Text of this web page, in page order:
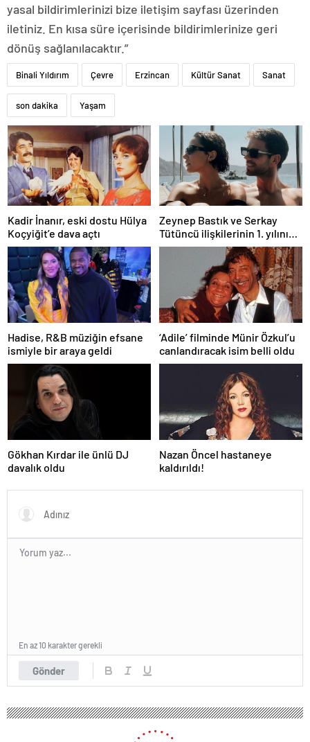
yasal bildirimlerinizi bize iletişim sayfası üzerinden
iletiniz. En kısa süre içerisinde bildirimlerinize geri
dönüş sağlanılacaktır.”
Binali Yıldırım Çevre Erzincan Kültür Sanat Sanat
son dakika Yaşam
Kadir İnanır, eski dostu Hülya
Koçyiğit’e dava açtı
Zeynep Bastık ve Serkay
Tütüncü ilişkilerinin 1. yılını
kutladı
Hadise, R&B müziğin efsane
ismiyle bir araya geldi
‘Adile’ filminde Münir Özkul’u
canlandıracak isim belli oldu
Gökhan Kırdar ile ünlü DJ
davalık oldu
Nazan Öncel hastaneye
kaldırıldı!
Gönder
En az 10 karakter gerekli